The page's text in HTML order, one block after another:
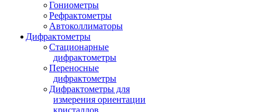
Гониометры
Рефрактометры
Автоколлиматоры
Дифрактометры
Стационарные
дифрактометры
Переносные
дифрактометры
Дифрактометры для
измерения ориентации
кристаллов